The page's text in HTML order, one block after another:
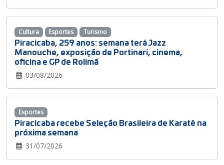
Piracicaba, 259 anos: semana terá Jazz
Manouche, exposição de Portinari, cinema,
oficina e GP de Rolimã
03/08/2026
Cultura Esportes Turismo
Piracicaba recebe Seleção Brasileira de Karatê na
próxima semana
31/07/2026
Esportes